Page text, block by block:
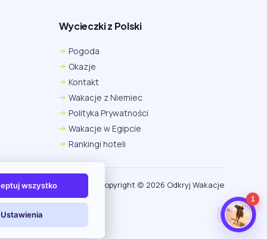
Wycieczki z Polski
Pogoda
Okazje
Kontakt
Wakacje z Niemiec
Polityka Prywatności
Wakacje w Egipcie
Rankingi hoteli
Copyright (c) 2026 Odkryj Wakacje
1
Edge
Ustawienia → Prywatność i bezpieczeństwo → Pliki
cookie innych firm → ustaw „Zezwalaj”.
Na czas rezerwacji nie blokuj cookies i śledzenia dla tej
Na czas rezerwacji nie korzystaj z trybu incognito.
wszystko
Ustawienia